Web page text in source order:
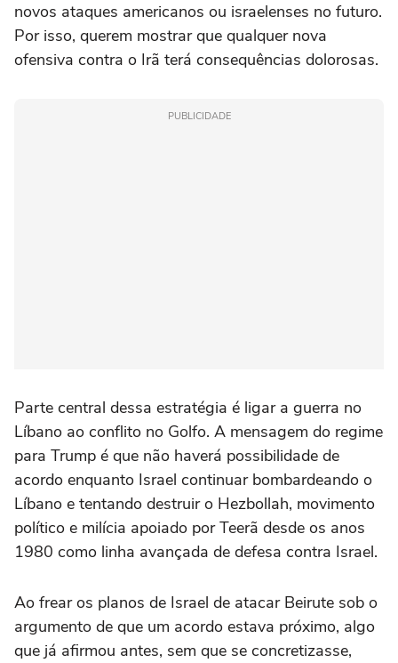
novos ataques americanos ou israelenses no futuro.
Por isso, querem mostrar que qualquer nova
ofensiva contra o Irã terá consequências dolorosas.
PUBLICIDADE
Parte central dessa estratégia é ligar a guerra no
Líbano ao conflito no Golfo. A mensagem do regime
para Trump é que não haverá possibilidade de
acordo enquanto Israel continuar bombardeando o
Líbano e tentando destruir o Hezbollah, movimento
político e milícia apoiado por Teerã desde os anos
1980 como linha avançada de defesa contra Israel.
Ao frear os planos de Israel de atacar Beirute sob o
argumento de que um acordo estava próximo, algo
que já afirmou antes, sem que se concretizasse,